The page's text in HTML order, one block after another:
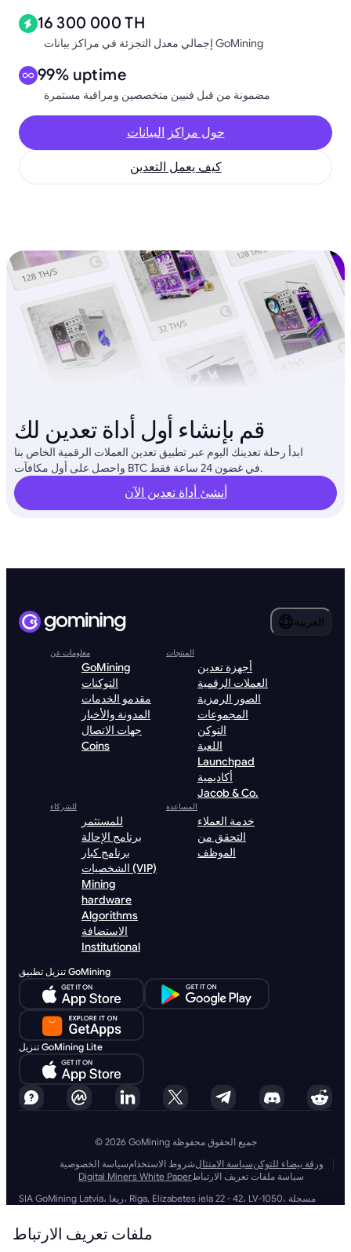
16 300 000 TH
إجمالي معدل التجزئة في مراكز بيانات GoMining
99% uptime
مضمونة من قبل فنيين متخصصين ومراقبة مستمرة
حول مراكز البيانات
كيف يعمل التعدين
قم بإنشاء أول أداة تعدين لك
ابدأ رحلة تعدينك اليوم عبر تطبيق تعدين العملات الرقمية الخاص بنا
واحصل على أول مكافآت BTC في غضون 24 ساعة فقط.
أنشئ أداة تعدين الآن
العربية
معلومات عن
GoMining
التوكنات
مقدمو الخدمات
المدونة والأخبار
جهات الاتصال
Coins
المنتجات
أجهزة تعدين
العملات الرقمية
الصور الرمزية
المجموعات
التوكن
اللعبة
Launchpad
أكاديمية
Jacob & Co.
للشركاء
للمستثمر
برنامج الإحالة
برنامج كبار
الشخصيات (VIP)
Mining
hardware
Algorithms
الاستضافة
Institutional
المساعدة
خدمة العملاء
التحقق من
الموظف
تنزيل تطبيق GoMining
تنزيل GoMining Lite
© 2026 GoMining جميع الحقوق محفوظة
سياسة الخصوصيةشروط الاستخدامسياسة الامتثالورقة بيضاء للتوكن
Digital Miners White Paperسياسة ملفات تعريف الارتباط
SIA GoMining Latvia، ريغا، Rīga, Elizabetes iela 22 - 42، LV-1050، مسجلة
ملفات تعريف الارتباط